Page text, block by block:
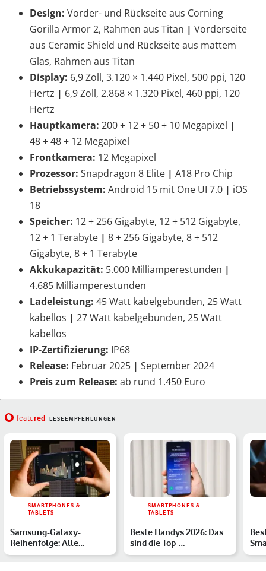
Design: Vorder- und Rückseite aus Corning
Gorilla Armor 2, Rahmen aus Titan | Vorderseite
aus Ceramic Shield und Rückseite aus mattem
Glas, Rahmen aus Titan
Display: 6,9 Zoll, 3.120 × 1.440 Pixel, 500 ppi, 120
Hertz | 6,9 Zoll, 2.868 × 1.320 Pixel, 460 ppi, 120
Hertz
Hauptkamera: 200 + 12 + 50 + 10 Megapixel |
48 + 48 + 12 Megapixel
Frontkamera: 12 Megapixel
Prozessor: Snapdragon 8 Elite | A18 Pro Chip
Betriebssystem: Android 15 mit One UI 7.0 | iOS
18
Speicher: 12 + 256 Gigabyte, 12 + 512 Gigabyte,
12 + 1 Terabyte | 8 + 256 Gigabyte, 8 + 512
Gigabyte, 8 + 1 Terabyte
Akkukapazität: 5.000 Milliamperestunden |
4.685 Milliamperestunden
Ladeleistung: 45 Watt kabelgebunden, 25 Watt
kabellos | 27 Watt kabelgebunden, 25 Watt
kabellos
IP-Zertifizierung: IP68
Release: Februar 2025 | September 2024
Preis zum Release: ab rund 1.450 Euro
featured LESEEMPFEHLUNGEN
SMARTPHONES &
TABLETS
Samsung-Galaxy-
Reihenfolge: Alle
Smartphones in der
SMARTPHONES &
TABLETS
Beste Handys 2026: Das
sind die Top-
Smartphones des Jahres